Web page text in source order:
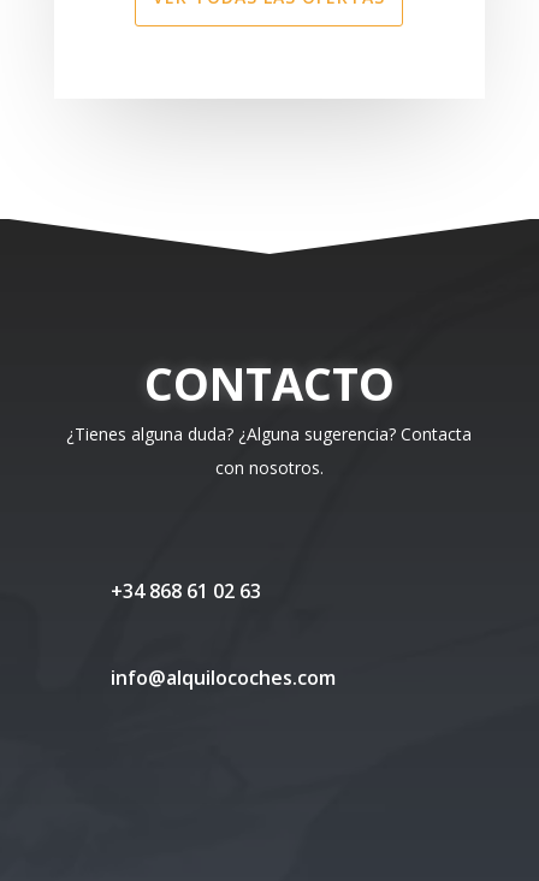
CONTACTO
¿Tienes alguna duda? ¿Alguna sugerencia? Contacta
con nosotros.
+34 868 61 02 63
info@alquilocoches.com